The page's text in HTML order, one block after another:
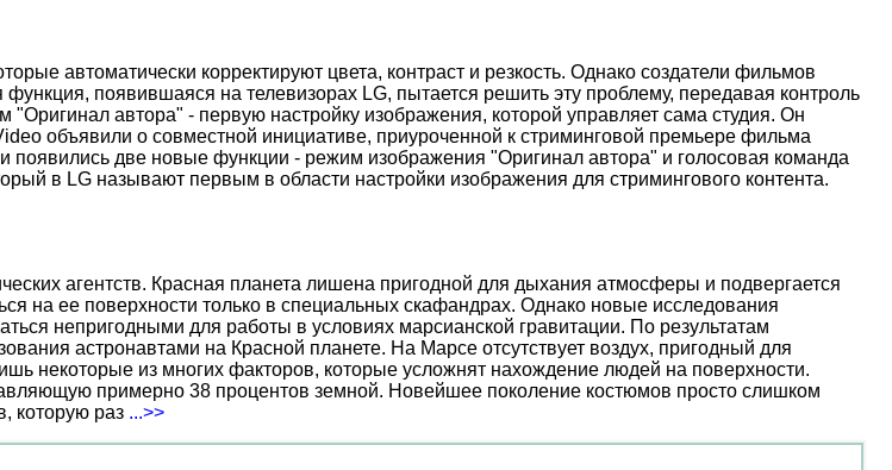
автоматически корректируют цвета, контраст и резкость. Однако создатели фильмов
появившаяся на телевизорах LG, пытается решить эту проблему, передавая контроль
автора" - первую настройку изображения, которой управляет сама студия. Он
объявили о совместной инициативе, приуроченной к стриминговой премьере фильма
появились две новые функции - режим изображения "Оригинал автора" и голосовая команда
в LG называют первым в области настройки изображения для стримингового контента.
агентств. Красная планета лишена пригодной для дыхания атмосферы и подвергается
на ее поверхности только в специальных скафандрах. Однако новые исследования
непригодными для работы в условиях марсианской гравитации. По результатам
астронавтами на Красной планете. На Марсе отсутствует воздух, пригодный для
некоторые из многих факторов, которые усложнят нахождение людей на поверхности.
примерно 38 процентов земной. Новейшее поколение костюмов просто слишком
которую раз ...>>